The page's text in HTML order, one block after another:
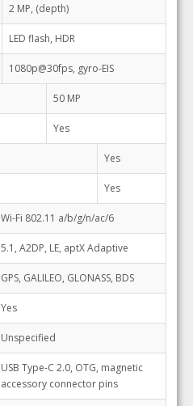
2 MP, (depth)
LED flash, HDR
1080p@30fps, gyro-EIS
50 MP
Yes
Yes
Yes
Wi-Fi 802.11 a/b/g/n/ac/6
5.1, A2DP, LE, aptX Adaptive
GPS, GALILEO, GLONASS, BDS
Yes
Unspecified
USB Type-C 2.0, OTG, magnetic
accessory connector pins